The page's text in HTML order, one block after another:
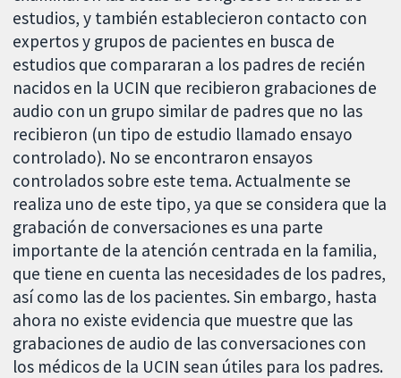
estudios, y también establecieron contacto con
expertos y grupos de pacientes en busca de
estudios que compararan a los padres de recién
nacidos en la UCIN que recibieron grabaciones de
audio con un grupo similar de padres que no las
recibieron (un tipo de estudio llamado ensayo
controlado). No se encontraron ensayos
controlados sobre este tema. Actualmente se
realiza uno de este tipo, ya que se considera que la
grabación de conversaciones es una parte
importante de la atención centrada en la familia,
que tiene en cuenta las necesidades de los padres,
así como las de los pacientes. Sin embargo, hasta
ahora no existe evidencia que muestre que las
grabaciones de audio de las conversaciones con
los médicos de la UCIN sean útiles para los padres.